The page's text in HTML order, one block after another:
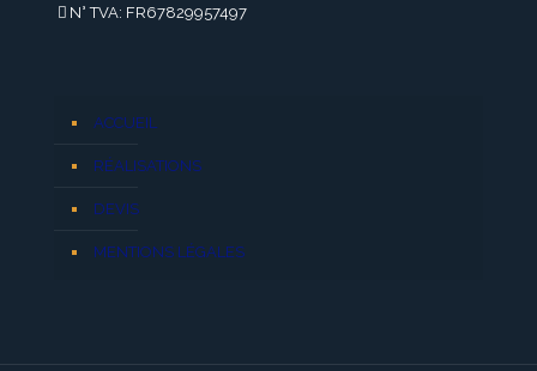
N° TVA: FR67829957497
ACCUEIL
RÉALISATIONS
DEVIS
MENTIONS LÉGALES